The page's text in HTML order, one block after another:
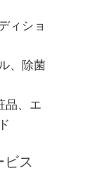
ィショ
、除菌
品、エ
ビス